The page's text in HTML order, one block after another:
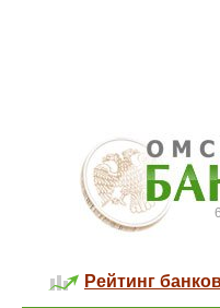
Рейтинг